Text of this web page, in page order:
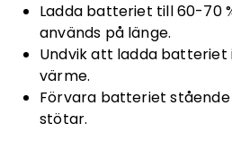
Ladda batteriet till 60-70
används på länge.
Undvik att ladda batteriet
värme.
Förvara batteriet
stötar.